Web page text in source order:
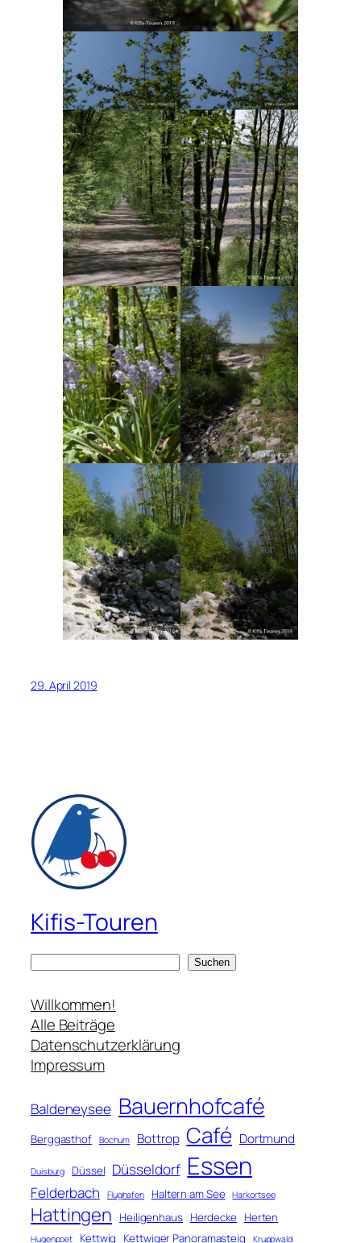
29. April 2019
Kifis-Touren
c
h
e
n
Suchen
Willkommen!
Alle Beiträge
Datenschutzerklärung
Impressum
Baldeneysee Bauernhofcafé
Berggasthof Bochum Bottrop Café Dortmund
Duisburg Düssel Düsseldorf Essen
Felderbach Flughafen Haltern am See Harkortsee
Hattingen Heiligenhaus Herdecke Herten
Hugenpoet Kettwig Kettwiger Panoramasteig Kruppwald